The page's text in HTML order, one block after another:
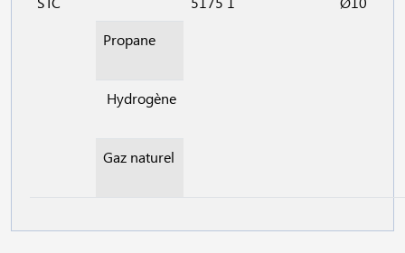
Propane
Hydrogène
Gaz naturel